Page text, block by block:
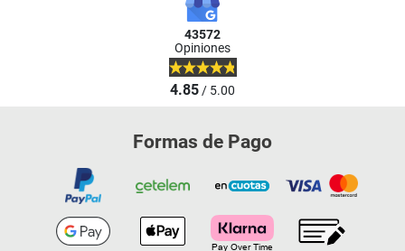
43572
Opiniones
4.85/ 5.00
Formas de Pago